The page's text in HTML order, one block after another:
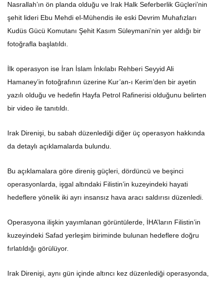
Nasrallah’ın ön planda olduğu ve Irak Halk Seferberlik Güçleri’nin
şehit lideri Ebu Mehdi el-Mühendis ile eski Devrim Muhafızları
Kudüs Gücü Komutanı Şehit Kasım Süleymani’nin yer aldığı bir
fotoğrafla başlatıldı.
İlk operasyon ise İran İslam İnkılabı Rehberi Seyyid Ali
Hamaney’in fotoğrafının üzerine Kur’an-ı Kerim’den bir ayetin
yazılı olduğu ve hedefin Hayfa Petrol Rafinerisi olduğunu belirten
bir video ile tanıtıldı.
Irak Direnişi, bu sabah düzenlediği diğer üç operasyon hakkında
da detaylı açıklamalarda bulundu.
Bu açıklamalara göre direniş güçleri, dördüncü ve beşinci
operasyonlarda, işgal altındaki Filistin’in kuzeyindeki hayati
hedeflere yönelik iki ayrı insansız hava aracı saldırısı düzenledi.
Operasyona ilişkin yayımlanan görüntülerde, İHA’ların Filistin’in
kuzeyindeki Safad yerleşim biriminde bulunan hedeflere doğru
fırlatıldığı görülüyor.
Irak Direnişi, aynı gün içinde altıncı kez düzenlediği operasyonda,